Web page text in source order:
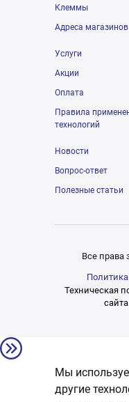
Клеммы
Адреса магазинов
Услуги
Акции
Оплата
Правила
технологий
Новости
Вопрос-ответ
Полезные статьи
Все
Техническая
сайта
Мы
другие